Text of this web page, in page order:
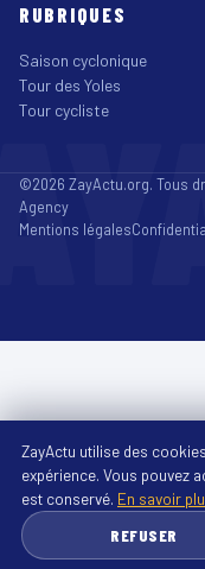
RUBRIQUES
Saison cyclonique
Tour des Yoles
Tour cycliste
©2026 ZayActu.org. Tous
Agency
Mentions légales
ZayActu utilise des
expérience. Vous pouvez
est conservé. En savoir
REFUSER